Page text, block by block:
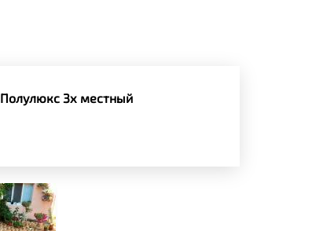
Полулюкс 3х местный